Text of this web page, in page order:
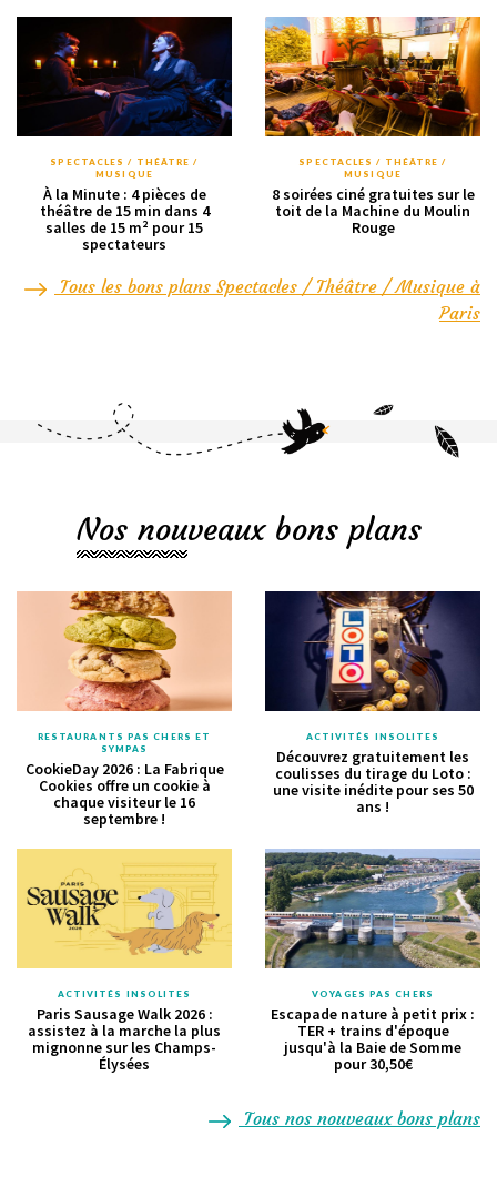
SPECTACLES / THÉÂTRE /
MUSIQUE
À la Minute : 4 pièces de
théâtre de 15 min dans 4
salles de 15 m² pour 15
spectateurs
SPECTACLES / THÉÂTRE /
MUSIQUE
8 soirées ciné gratuites sur le
toit de la Machine du Moulin
Rouge
Tous les bons plans Spectacles / Théâtre / Musique à
Paris
Nos nouveaux bons plans
RESTAURANTS PAS CHERS ET
SYMPAS
CookieDay 2026 : La Fabrique
Cookies offre un cookie à
chaque visiteur le 16
septembre !
ACTIVITÉS INSOLITES
Découvrez gratuitement les
coulisses du tirage du Loto :
une visite inédite pour ses 50
ans !
ACTIVITÉS INSOLITES
Paris Sausage Walk 2026 :
assistez à la marche la plus
mignonne sur les Champs-
Élysées
VOYAGES PAS CHERS
Escapade nature à petit prix :
TER + trains d'époque
jusqu'à la Baie de Somme
pour 30,50€
Tous nos nouveaux bons plans